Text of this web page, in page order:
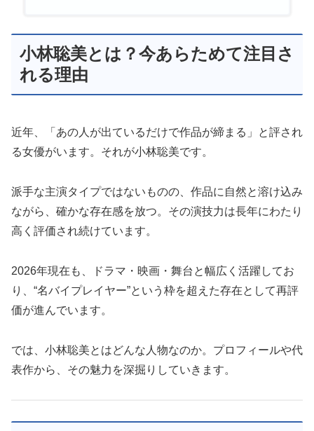
小林聡美とは？今あらためて注目さ
れる理由
近年、「あの人が出ているだけで作品が締まる」と評され
る女優がいます。それが小林聡美です。
派手な主演タイプではないものの、作品に自然と溶け込み
ながら、確かな存在感を放つ。その演技力は長年にわたり
高く評価され続けています。
2026年現在も、ドラマ・映画・舞台と幅広く活躍してお
り、“名バイプレイヤー”という枠を超えた存在として再評
価が進んでいます。
では、小林聡美とはどんな人物なのか。プロフィールや代
表作から、その魅力を深掘りしていきます。